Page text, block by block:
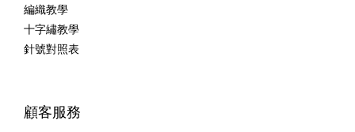
編織教學
十字繡教學
針號對照表
顧客服務